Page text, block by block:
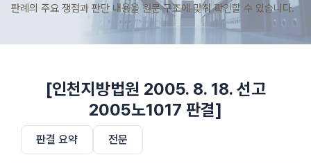
판례의 주요 쟁점과 판단 내용을 원문 구조에 맞춰 확인할 수 있습니다.
[인천지방법원 2005. 8. 18. 선고
2005노1017 판결]
판결 요약 전문